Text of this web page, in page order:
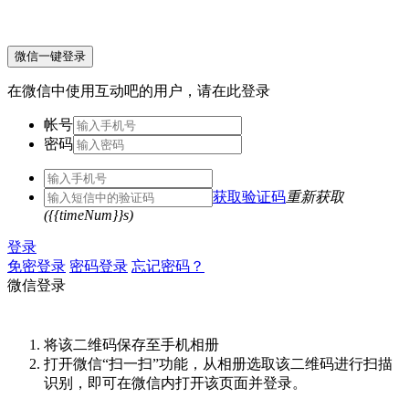
微信一键登录
在微信中使用互动吧的用户，请在此登录
帐号
密码
获取验证码重新获取
({{timeNum}}s)
登录
免密登录 密码登录 忘记密码？
微信登录
将该二维码保存至手机相册
打开微信“扫一扫”功能，从相册选取该二维码进行扫描
识别，即可在微信内打开该页面并登录。